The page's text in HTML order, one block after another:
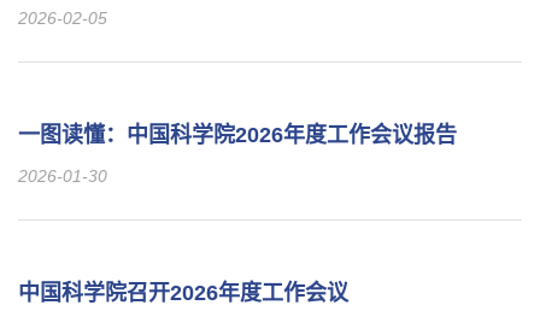
2026-02-05
一图读懂：中国科学院2026年度工作会议报告
2026-01-30
中国科学院召开2026年度工作会议​